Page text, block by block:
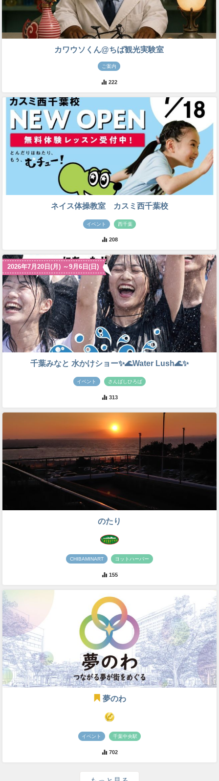
カワウソくん@ちば観光実験室
ご案内
222
ネイス体操教室 カスミ西千葉校
イベント 西千葉
208
2026年7月20日(月) ～9月6日(日)
千葉みなと 水かけショー✨🌊Water Lush🌊✨
イベント さんばしひろば
313
のたり
CHIBAMINART ヨットハーバー
155
夢のわ
イベント 千葉中央駅
702